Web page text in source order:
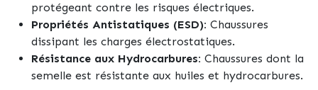
protégeant contre les risques électriques.
Propriétés Antistatiques (ESD): Chaussures
dissipant les charges électrostatiques.
Résistance aux Hydrocarbures: Chaussures dont la
semelle est résistante aux huiles et hydrocarbures.